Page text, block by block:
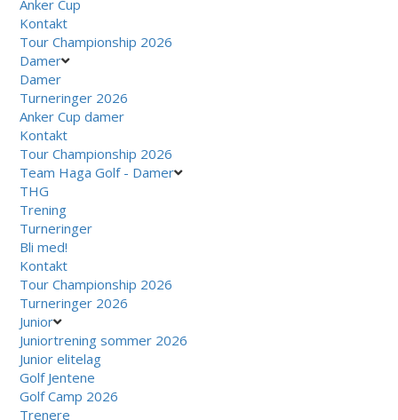
Anker Cup
Kontakt
Tour Championship 2026
Damer
Damer
Turneringer 2026
Anker Cup damer
Kontakt
Tour Championship 2026
Team Haga Golf - Damer
THG
Trening
Turneringer
Bli med!
Kontakt
Tour Championship 2026
Turneringer 2026
Junior
Juniortrening sommer 2026
Junior elitelag
Golf Jentene
Golf Camp 2026
Trenere